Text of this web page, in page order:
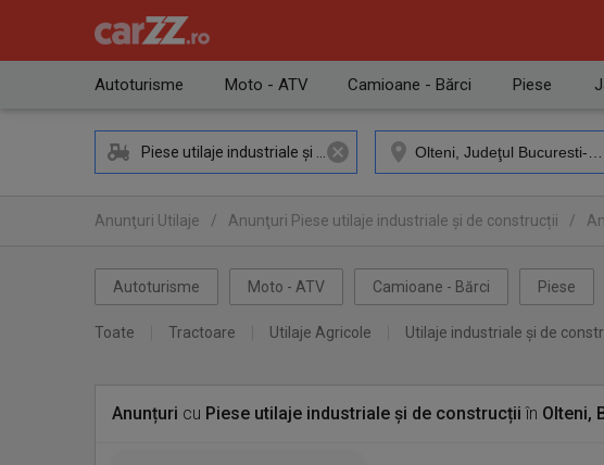
Autoturisme Moto - ATV Camioane - Bărci Piese
Anunţuri Utilaje / Anunţuri Piese utilaje industriale și de construcții /
Anunţuri Piese utilaje industriale și de construcții Olteni
Autoturisme
Moto - ATV Camioane - Bărci Piese
Toate Tractoare Utilaje Agricole Utilaje industriale și de
Anunțuri cu Piese utilaje industriale și de construcții în Olteni,